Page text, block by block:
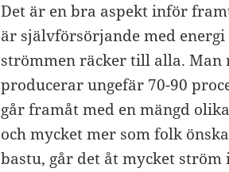
Det är en bra aspekt inför
är självförsörjande med
strömmen räcker till alla. Man
producerar ungefär 70-90
går framåt med en mängd
och mycket mer som folk
bastu, går det åt mycket